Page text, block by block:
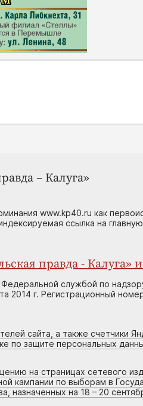
– Калуга»
www.kp40.ru как
ссылка на
правда - Калуга»
службой по
2014 г. Регистрационный
сайта, а также счетчики
по защите персональных
на страницах сетевого
кампании по выборам в
назначенных на 18 – 20